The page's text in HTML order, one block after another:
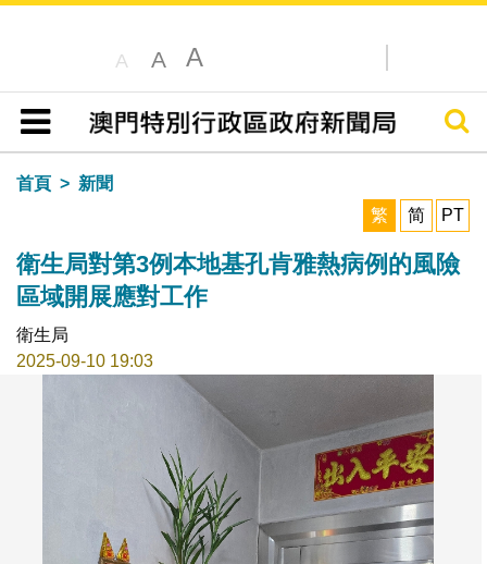
A A A
目錄
搜尋
首頁
新聞
繁
简 PT
衛生局對第3例本地基孔肯雅熱病例的風險
區域開展應對工作
衛生局
2025-09-10 19:03